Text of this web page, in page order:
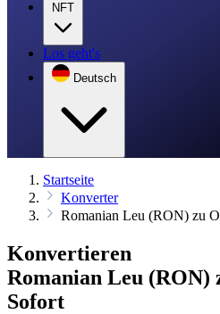
NFT
Los geht's
Deutsch
Startseite
Konverter
Romanian Leu (RON) zu
Konvertieren
Romanian Leu (RON)
Sofort